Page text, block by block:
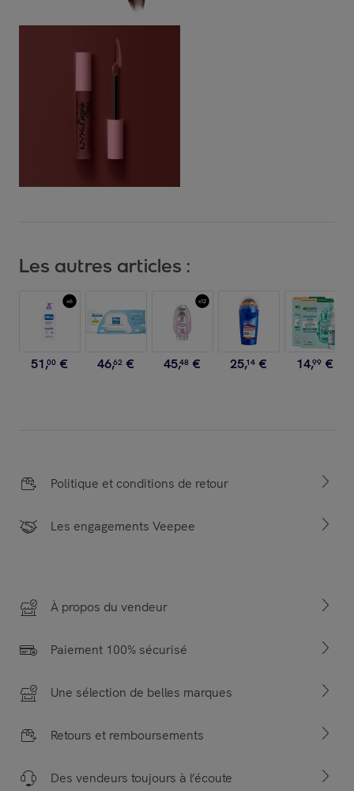
Les autres articles :
51,00 € 46,62 € 45,48 € 25,14 € 14,99 €
Politique et conditions de retour
Les engagements Veepee
À propos du vendeur
Paiement 100% sécurisé
Une sélection de belles marques
Retours et remboursements
Des vendeurs toujours à l’écoute